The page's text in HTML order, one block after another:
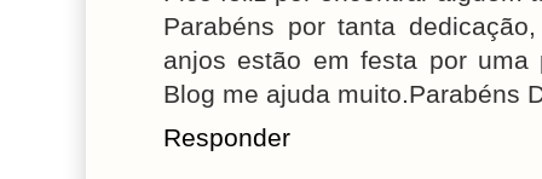
Parabéns por tanta
anjos estão em festa por
Blog me ajuda muito.Parabéns
Responder